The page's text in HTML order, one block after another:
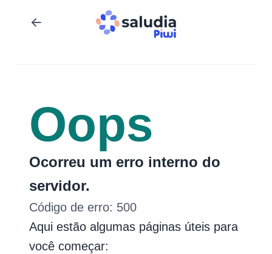
Oops
Ocorreu um erro interno do
servidor.
Código de erro: 500
Aqui estão algumas páginas úteis para
você começar: